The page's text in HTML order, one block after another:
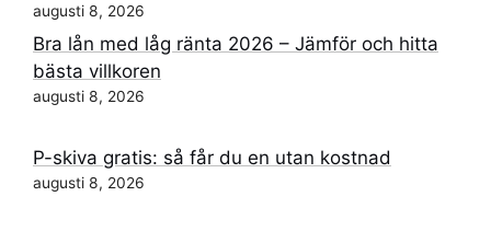
augusti 8, 2026
Bra lån med låg ränta 2026 – Jämför och hitta
bästa villkoren
augusti 8, 2026
P-skiva gratis: så får du en utan kostnad
augusti 8, 2026